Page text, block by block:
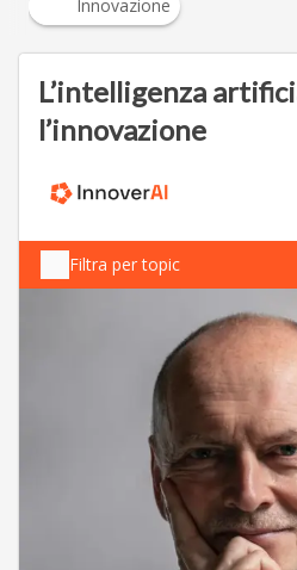
Innovazione
L’intelligenza
l’innovazione
Filtra per topic